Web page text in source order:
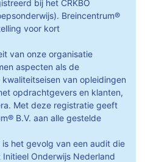
bij het CRKBO
Breincentrum®
voor kort
van onze organisatie
aspecten als de
van opleidingen
opdrachtgevers en klanten,
Met deze registratie geeft
B.V. aan alle gestelde
is het gevolg van een audit die
Onderwijs Nederland